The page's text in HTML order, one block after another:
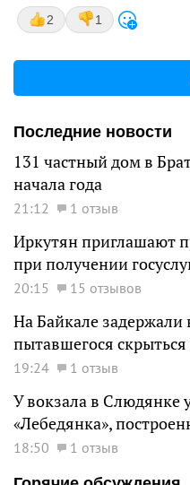
2 1
Последние новости
131 частный дом в
начала года
21:12 1 отзыв
Иркутян приглашают
при получении
20:15 15 отзывов
На Байкале задержали
пытавшегося
19:24 1 отзыв
У вокзала в Слюдянке
«Лебедянка»,
18:50
1 отзыв